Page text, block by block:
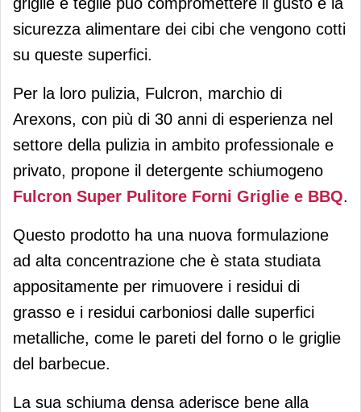
sicurezza alimentare dei cibi che vengono cotti
su queste superfici.
Per la loro pulizia, Fulcron, marchio di
Arexons, con più di 30 anni di esperienza nel
settore della pulizia in ambito professionale e
privato, propone il detergente schiumogeno
Fulcron Super Pulitore Forni Griglie e BBQ.
Questo prodotto ha una nuova formulazione
ad alta concentrazione che è stata studiata
appositamente per rimuovere i residui di
grasso e i residui carboniosi dalle superfici
metalliche, come le pareti del forno o le griglie
del barbecue.
La sua schiuma densa aderisce bene alla